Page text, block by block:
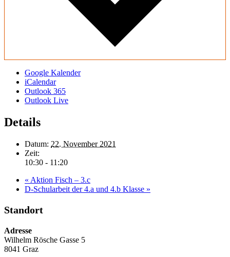
Google Kalender
iCalendar
Outlook 365
Outlook Live
Details
Datum: 22. November 2021
Zeit:
10:30 - 11:20
« Aktion Fisch – 3.c
D-Schularbeit der 4.a und 4.b Klasse »
Standort
Adresse
Wilhelm Rösche Gasse 5
8041 Graz